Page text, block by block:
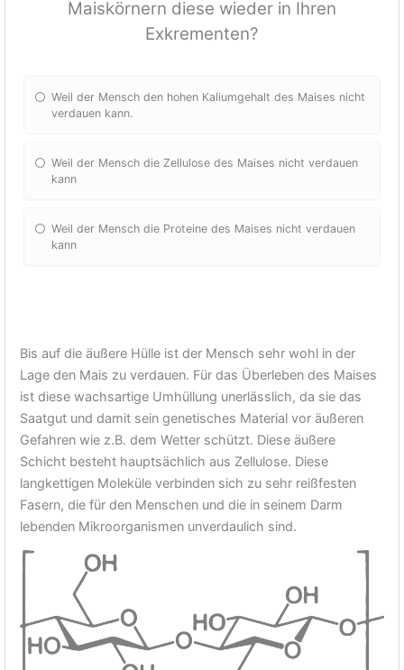
Maiskörnern diese wieder in Ihren
Exkrementen?
Weil der Mensch den hohen Kaliumgehalt des Maises nicht
verdauen kann.
Weil der Mensch die Zellulose des Maises nicht verdauen
kann
Weil der Mensch die Proteine des Maises nicht verdauen
kann
Bis auf die äußere Hülle ist der Mensch sehr wohl in der
Lage den Mais zu verdauen. Für das Überleben des Maises
ist diese wachsartige Umhüllung unerlässlich, da sie das
Saatgut und damit sein genetisches Material vor äußeren
Gefahren wie z.B. dem Wetter schützt. Diese äußere
Schicht besteht hauptsächlich aus Zellulose. Diese
langkettigen Moleküle verbinden sich zu sehr reißfesten
Fasern, die für den Menschen und die in seinem Darm
lebenden Mikroorganismen unverdaulich sind.